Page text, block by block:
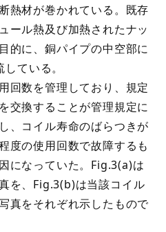
熱材が巻かれている。既存
ール熱及び加熱されたナッ
的に、銅パイプの中空部に
ている。
回数を管理しており、規定
交換することが管理規定に
、コイル寿命のばらつきが
度の使用回数で故障するも
になっていた。Fig.3(a)は
を、Fig.3(b)は当該コイル
真をそれぞれ示したもので